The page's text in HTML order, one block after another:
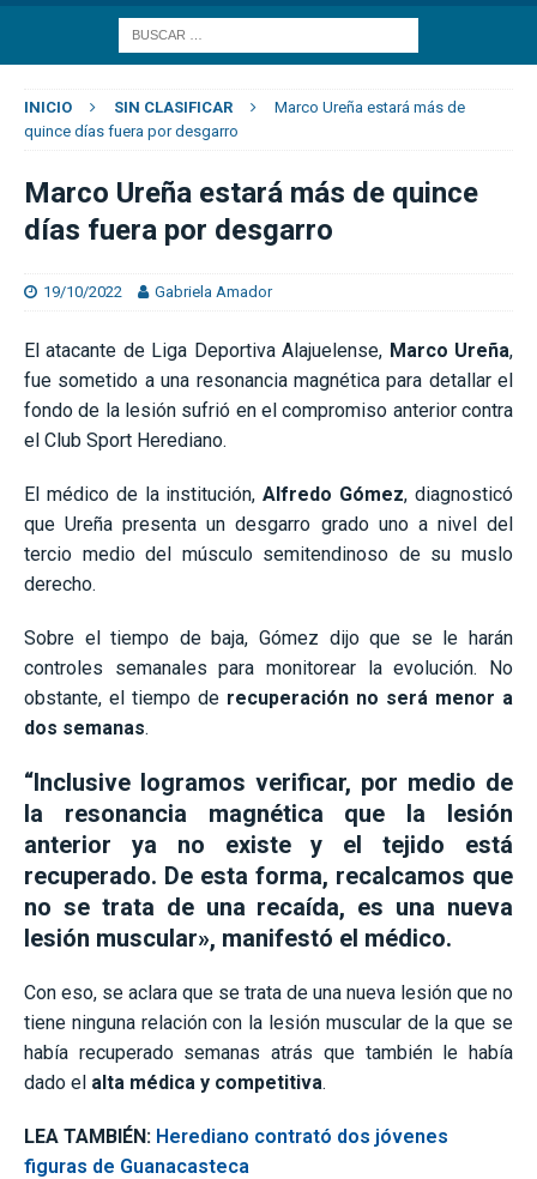
INICIO SIN CLASIFICAR
Marco Ureña estará más de
quince días fuera por desgarro
Marco Ureña estará más de quince
días fuera por desgarro
19/10/2022 Gabriela Amador
El atacante de Liga Deportiva Alajuelense, Marco Ureña,
fue sometido a una resonancia magnética para detallar el
fondo de la lesión sufrió en el compromiso anterior contra
el Club Sport Herediano.
El médico de la institución, Alfredo Gómez, diagnosticó
que Ureña presenta un desgarro grado uno a nivel del
tercio medio del músculo semitendinoso de su muslo
derecho.
Sobre el tiempo de baja, Gómez dijo que se le harán
controles semanales para monitorear la evolución. No
obstante, el tiempo de recuperación no será menor a
dos semanas.
“Inclusive logramos verificar, por medio de
la resonancia magnética que la lesión
anterior ya no existe y el tejido está
recuperado. De esta forma, recalcamos que
no se trata de una recaída, es una nueva
lesión muscular», manifestó el médico.
Con eso, se aclara que se trata de una nueva lesión que no
tiene ninguna relación con la lesión muscular de la que se
había recuperado semanas atrás que también le había
dado el alta médica y competitiva.
LEA TAMBIÉN: Herediano contrató dos jóvenes
figuras de Guanacasteca